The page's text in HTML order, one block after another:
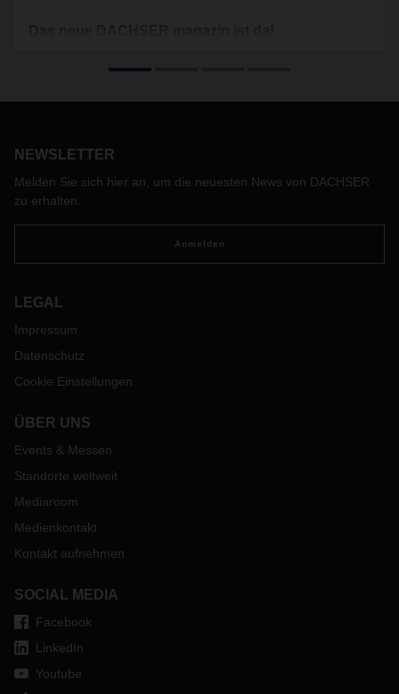
Verantwortung bewusst, unseren Teil zum Schutz des Klimas
in der Logistik einnehmen.
NEWSLETTER
Melden Sie sich hier an, um die neuesten News von DACHSER
zu erhalten.
Anmelden
LEGAL
Impressum
Datenschutz
Cookie Einstellungen
ÜBER UNS
Events & Messen
Standorte weltweit
Mediaroom
Medienkontakt
Kontakt aufnehmen
SOCIAL MEDIA
Facebook
LinkedIn
Youtube